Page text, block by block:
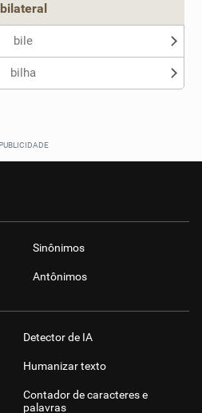
bilateral
bile
bilha
Sinônimos
Antônimos
Detector de IA
Humanizar texto
Contador de caracteres e
palavras